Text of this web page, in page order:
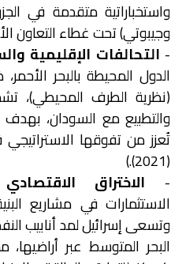
واستخباراتية متقدمة في
وجيبوتي) تحت غطاء التعاون
- التحالفات الإقليمية
الدول المحيطة بالبحر
(نظرية الطرف المحيطي)،
والتطبيع مع السودان،
تُعزز من تفوقها
(2021).)
- الاختراق
الاستثمارات في مشاريع
وتسعى إسرائيل لمد أنابيب
البحر المتوسط عبر